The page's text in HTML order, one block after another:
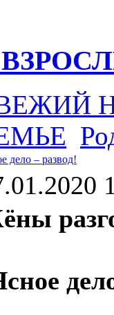
дело – развод!